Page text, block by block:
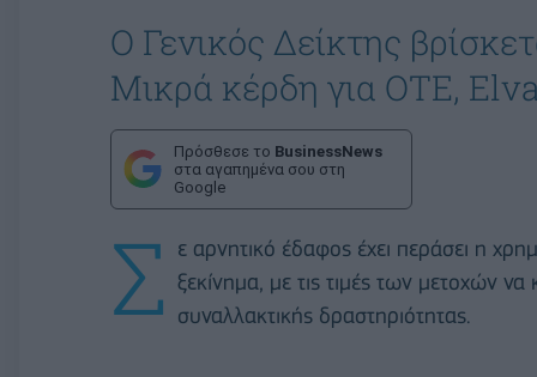
Ο Γενικός Δείκτης
Μικρά κέρδη για ΟΤΕ,
Πρόσθεσε το BusinessNews
στα αγαπημένα σου στη
Google
Σ
ε αρνητικό έδαφος έχει περάσει η
ξεκίνημα, με τις τιμές των μετοχών
συναλλακτικής δραστηριότητας.